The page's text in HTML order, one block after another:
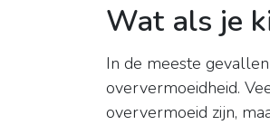
Wat als je
In de meeste
oververmoeidheid.
oververmoeid zijn,